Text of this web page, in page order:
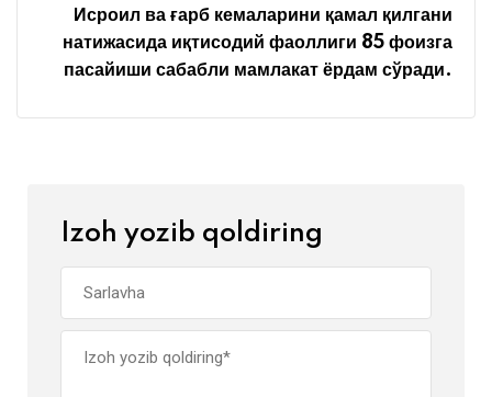
Исроил ва ғарб кемаларини қамал қилгани
натижасида иқтисодий фаоллиги 85 фоизга
пасайиши сабабли мамлакат ёрдам сўради.
Izoh yozib qoldiring